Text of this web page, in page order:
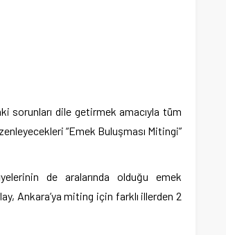
sorunları dile getirmek amacıyla tüm
“Emek Buluşması Mitingi”
de aralarında olduğu emek
Ankara’ya miting için farklı illerden 2